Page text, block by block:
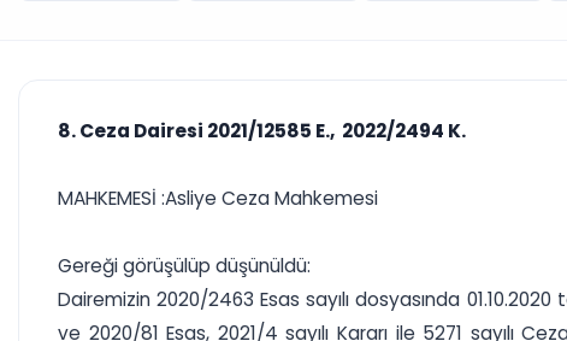
8. Ceza Dairesi 2021/12585 E., 2022/2494 K.
MAHKEMESİ :Asliye Ceza Mahkemesi
Gereği görüşülüp düşünüldü:
Dairemizin 2020/2463 Esas sayılı dosyasında
ve 2020/81 Esas, 2021/4 sayılı Kararı ile 5271 sayılı